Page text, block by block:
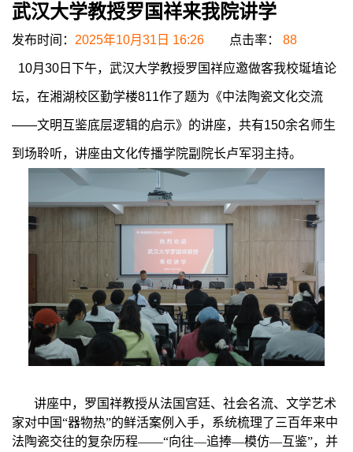
武汉大学教授罗国祥来我院讲学
发布时间： 2025年10月31日 16:26 点击率： 88
10月 30 日下午，武汉大学教授罗国祥应邀做客我校埏埴论
坛，在湘湖校区勤学楼811作了题为《中法陶瓷文化交流
——文明互鉴底层逻辑的启示》的讲座，共有150余名师生
到场聆听， 讲座由文化传播学院副院长卢军羽主持。
讲座中，罗国祥教授从法国宫廷、社会名流、文学艺术
家对中国“器物热”的鲜活案例入手， 系统梳理了三百年来中
法陶瓷交往的复杂历程——“向往—追捧—模仿—互鉴”， 并